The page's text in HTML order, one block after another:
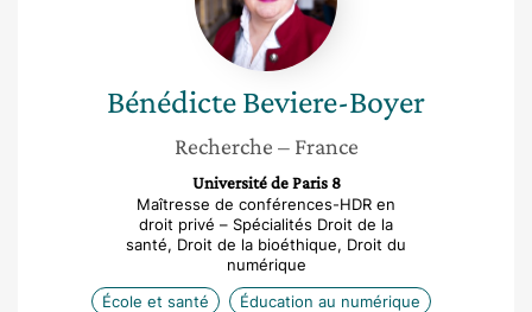
BénédicteBeviere-Boyer
Recherche – France
Université de Paris 8
Maîtresse de conférences-HDR en
droit privé – Spécialités Droit de la
santé, Droit de la bioéthique, Droit du
numérique
École et santé
Éducation au numérique